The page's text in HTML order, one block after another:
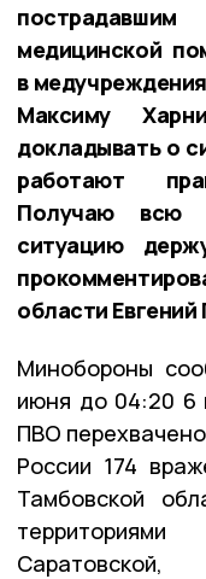
медицинской
в
Максиму
докладывать о
работают
Получаю всю
ситуацию
области
Минобороны
июня до 04:20 6
ПВО
России 174
Тамбовской
Саратовской,